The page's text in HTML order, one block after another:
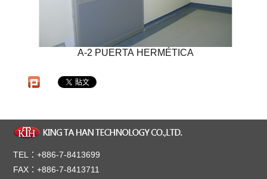
A-2 PUERTA HERMÉTICA
TEL：+886-7-8413699
FAX：+886-7-8413711